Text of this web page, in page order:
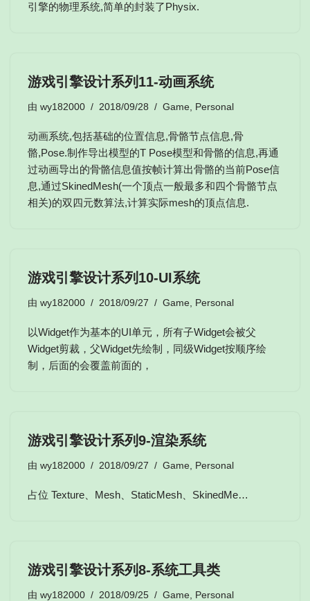
引擎的物理系统,简单的封装了Physix.
游戏引擎设计系列11-动画系统
由 wy182000 2018/09/28 Game, Personal
动画系统,包括基础的位置信息,骨骼节点信息,骨
骼,Pose.制作导出模型的T Pose模型和骨骼的信息,再通
过动画导出的骨骼信息值按帧计算出骨骼的当前Pose信
息,通过SkinedMesh(一个顶点一般最多和四个骨骼节点
相关)的双四元数算法,计算实际mesh的顶点信息.
游戏引擎设计系列10-UI系统
由 wy182000 2018/09/27 Game, Personal
以Widget作为基本的UI单元，所有子Widget会被父
Widget剪裁，父Widget先绘制，同级Widget按顺序绘
制，后面的会覆盖前面的，
游戏引擎设计系列9-渲染系统
由 wy182000 2018/09/27 Game, Personal
占位 Texture、Mesh、StaticMesh、SkinedMe…
游戏引擎设计系列8-系统工具类
由 wy182000 2018/09/25 Game, Personal